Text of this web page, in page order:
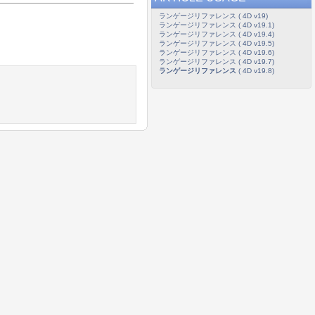
ランゲージリファレンス ( 4D v19)
ランゲージリファレンス ( 4D v19.1)
ランゲージリファレンス ( 4D v19.4)
ランゲージリファレンス ( 4D v19.5)
ランゲージリファレンス ( 4D v19.6)
ランゲージリファレンス ( 4D v19.7)
ランゲージリファレンス ( 4D v19.8)